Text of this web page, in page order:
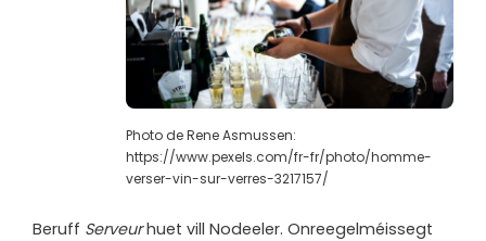
Photo de Rene Asmussen:
https://www.pexels.com/fr-fr/photo/homme-
verser-vin-sur-verres-3217157/
Beruff Serveurhuet vill Nodeeler. Onreegelméissegt